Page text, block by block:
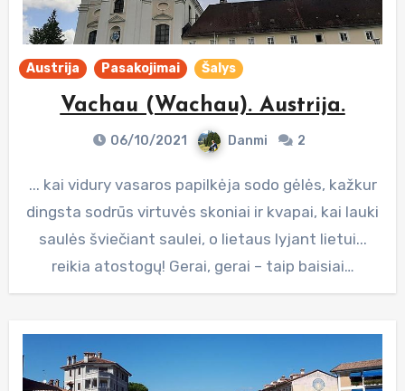
Austrija Pasakojimai Šalys
Vachau (Wachau). Austrija.
06/10/2021 Danmi 2
... kai vidury vasaros papilkėja sodo gėlės, kažkur
dingsta sodrūs virtuvės skoniai ir kvapai, kai lauki
saulės šviečiant saulei, o lietaus lyjant lietui...
reikia atostogų! Gerai, gerai – taip baisiai…